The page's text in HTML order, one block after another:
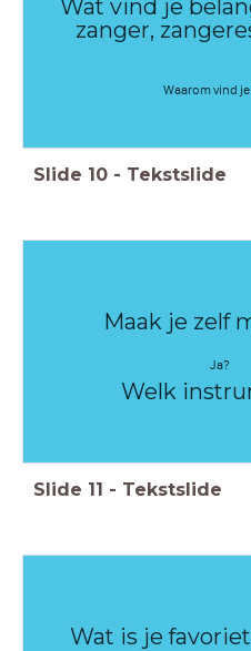
Wat vind je
zanger,
Waarom vind
Slide 10 - Tekstslide
Maak je zelf
Welk
Ja?
Slide 11 - Tekstslide
Wat is je